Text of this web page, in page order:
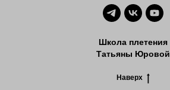
Школа плетения
Татьяны Юровой
Наверх